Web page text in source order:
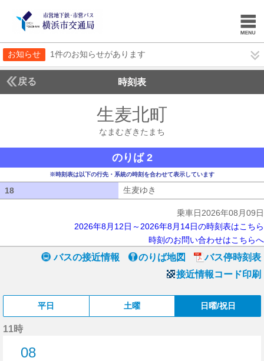
お知らせ 1件のお知らせがあります
戻る 時刻表
生麦北町
なまむぎきたまち
のりば 2
※時刻表は以下の行先・系統の時刻を合わせて表示しています
18 生麦ゆき
乗車日2026年08月09日
2026年8月12日～2026年8月14日の時刻表はこちら
時刻のお問い合わせはこちらへ
バスの接近情報 のりば地図
バス停時刻表
接近情報コード印刷
平日 土曜 日曜/祝日
11時
08